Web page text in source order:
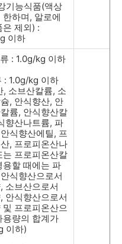
기능식품(액상
한하며, 알로에
은 제외) :
이하
: 1.0g/kg 이하
: 1.0g/kg 이하
, 소브산칼륨, 소
, 안식향산, 안
륨, 안식향산칼
향산나트륨, 파
식향산에틸, 프
, 프로피온산나
는 프로피온산칼
용할 때에는 파
식향산으로서
, 소브산으로서
, 안식향산으로서
및 프로피온산으
용량의 합계가
이하)